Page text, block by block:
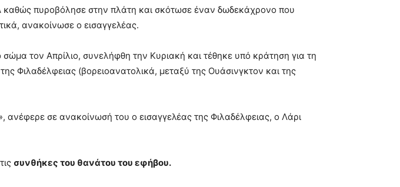
πυροβόλησε στην πλάτη και σκότωσε έναν δωδεκάχρονο που
ανακοίνωσε ο εισαγγελέας.
τον Απρίλιο, συνελήφθη την Κυριακή και τέθηκε υπό κράτηση για τη
Φιλαδέλφειας (βορειοανατολικά, μεταξύ της Ουάσινγκτον και της
σε ανακοίνωσή του ο εισαγγελέας της Φιλαδέλφειας, ο Λάρι
συνθήκες του θανάτου του εφήβου.